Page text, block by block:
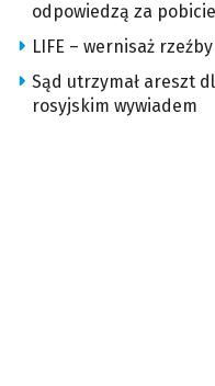
odpowiedzą za pobicie
LIFE – wernisaż
Sąd utrzymał areszt
rosyjskim wywiadem